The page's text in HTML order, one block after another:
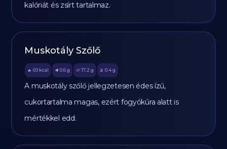
kalóriát és zsírt tartalmaz.
Muskotály Szőlő
🔥 69 kcal 🥩 0.6 g 🥔 17.2 g 🫒 0.4 g
A muskotály szőlő jellegzetesen édes ízű,
cukortartalma magas, ezért fogyókúra alatt is
mértékkel edd.